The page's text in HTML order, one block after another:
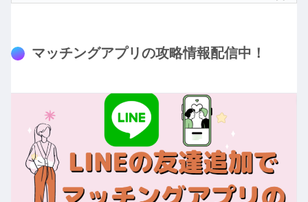
マッチングアプリの攻略情報配信中！